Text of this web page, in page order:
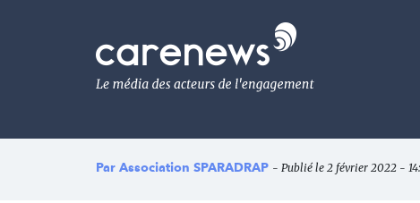
Le
média
de
l'engagement
Par Association SPARADRAP - Publié le 2 février 2022 -